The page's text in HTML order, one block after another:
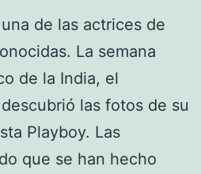
de las actrices de
La semana
de la India, el
las fotos de su
Playboy. Las
que se han hecho